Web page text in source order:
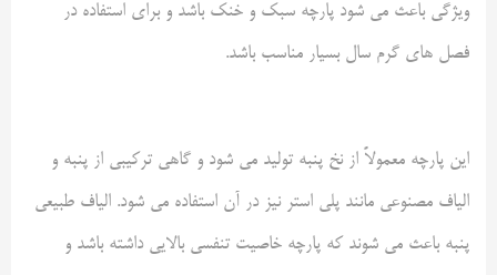
ویژگی باعث می شود پارچه سبک و خنک باشد و برای استفاده در
فصل های گرم سال بسیار مناسب باشد.
این پارچه معمولاً از نخ پنبه تولید می شود و گاهی ترکیبی از پنبه و
الیاف مصنوعی مانند پلی استر نیز در آن استفاده می شود. الیاف طبیعی
پنبه باعث می شوند که پارچه خاصیت تنفسی بالایی داشته باشد و